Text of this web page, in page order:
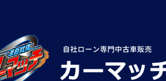
来ない場 合。
（2）所定の申請用紙の記
（3）請求いただいた内容